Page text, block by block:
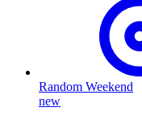
Random Weekend
new